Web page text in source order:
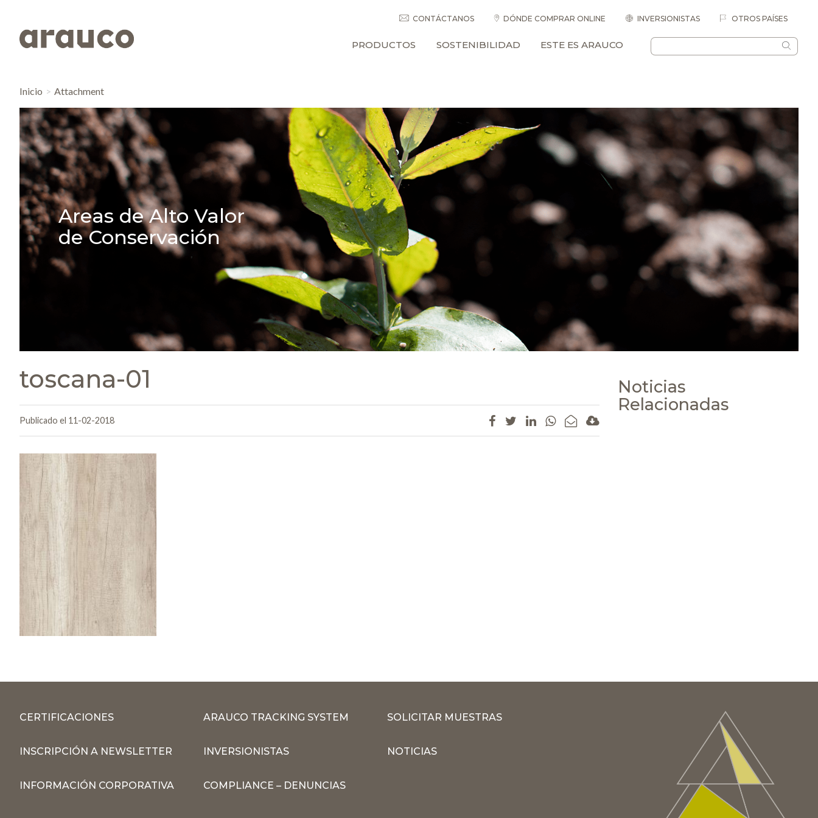
CONTÁCTANOS DÓNDE COMPRAR ONLINE INVERSIONISTAS OTROS PAÍSES
PRODUCTOS SOSTENIBILIDAD ESTE ES ARAUCO
Inicio Attachment
Areas de Alto Valor
de Conservación
toscana-01
Publicado el 11-02-2018
Noticias
Relacionadas
CERTIFICACIONES ARAUCO TRACKING SYSTEM SOLICITAR MUESTRAS
INSCRIPCIÓN A NEWSLETTER INVERSIONISTAS NOTICIAS
INFORMACIÓN CORPORATIVA COMPLIANCE – DENUNCIAS